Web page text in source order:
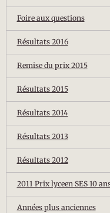
Foire aux questions
Résultats 2016
Remise du prix 2015
Résultats 2015
Résultats 2014
Résultats 2013
Résultats 2012
2011 Prix lyceen SES 10
Années plus anciennes